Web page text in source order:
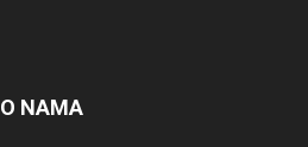
O NAMA